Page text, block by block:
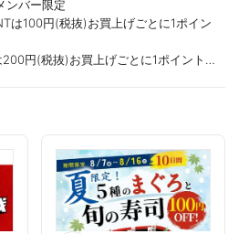
ンバー限定
は100円(税抜)お買上げごとに1ポイン
円(税抜)お買上げごとに1ポイント進